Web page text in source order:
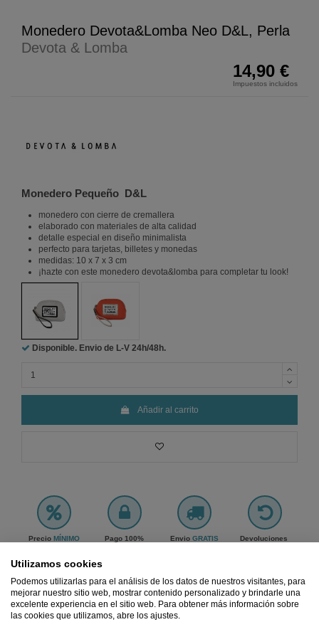
Monedero Devota&Lomba Neo D&L, Perla
Devota & Lomba
14,90 €
Impuestos incluidos
Monedero Pequeño D&L
monedero con cierre de cremallera
elaborado con materiales de alta calidad
detalle especial en diseño minimalista
perfecto para tarjetas, billetes y monedas
medidas: 10 x 7 x 3 cm
¡hazte con este monedero devota&lomba para completar tu look!
Disponible. Envio de L-V 24h/48h.
Añadir al carrito
Precio MÍNIMO
Pago 100%
EnvioGRATIS
Devoluciones
Descripción
Utilizamos cookies
Podemos utilizarlas para el análisis de los datos de nuestros visitantes, para
mejorar nuestro sitio web, mostrar contenido personalizado y brindarle una
excelente experiencia en el sitio web. Para obtener más información sobre
las cookies que utilizamos, abre los ajustes.